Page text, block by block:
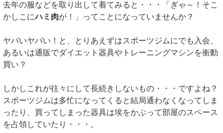
去年の服などを取り出して着てみると・・・「ぎゃ～！そこ
かしこにハミ肉が！」ってことになっていませんか？
ヤバいヤバい！と、とりあえずはスポーツジムにでも入会、
あるいは通販でダイエット器具やトレーニングマシンを衝動
買い？
しかしこれが往々にして長続きしないもの・・・ですよね？
スポーツジムは多忙になってくると結局通わなくなってしま
ったり、買ってしまった器具は埃をかぶって部屋のスペース
を占領していたり・・・。